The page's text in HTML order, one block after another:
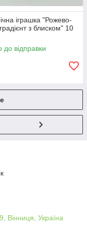
іграшка "Рожево-
з блиском" 10
до відправки
Вінниця, Україна